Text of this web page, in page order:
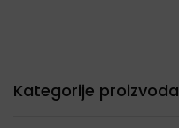
Kategorije proizvoda